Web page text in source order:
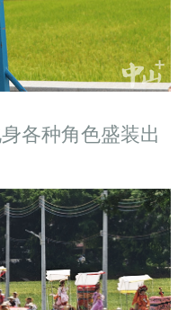
各种角色盛装出